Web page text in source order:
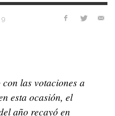
9
las votaciones a
esta ocasión, el
año recayó en